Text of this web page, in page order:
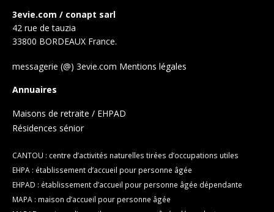
3evie.com / conapt sarl
42 rue de tauzia
33800 BORDEAUX France.
messagerie (@) 3evie.com Mentions légales
Annuaires
Maisons de retraite / EHPAD
Résidences sénior
CANTOU : centre d’activités naturelles tirées d’occupations utiles
EHPA : établissement d’accueil pour personne âgée
EHPAD : établissement d’accueil pour personne âgée dépendante
MAPA : maison d’accueil pour personne âgée